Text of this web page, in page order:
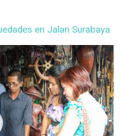
en Jalan Surabaya